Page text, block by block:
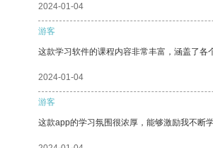
2024-01-04
游客
这款学习软件的课程内容非常丰富，涵盖了各
2024-01-04
游客
这款app的学习氛围很浓厚，能够激励我不断